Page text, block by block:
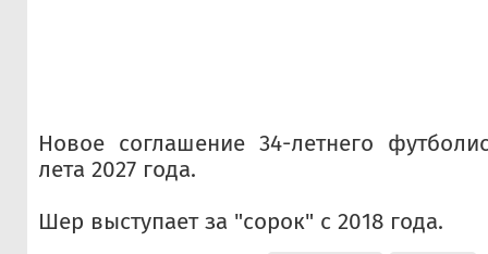
Новое соглашение 34-летнего
лета 2027 года.
Шер выступает за "сорок" с 2018 года.